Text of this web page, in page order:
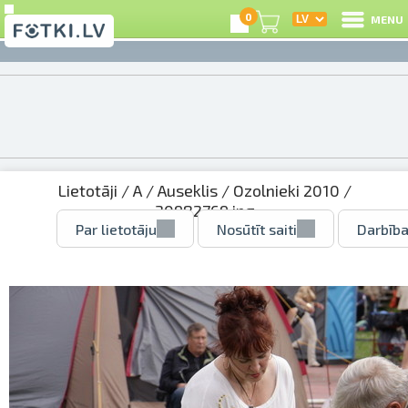
0 MENU
Lietotāji /A/Auseklis/ Ozolnieki 2010 /
30982769.jpg
Par lietotāju Nosūtīt saiti